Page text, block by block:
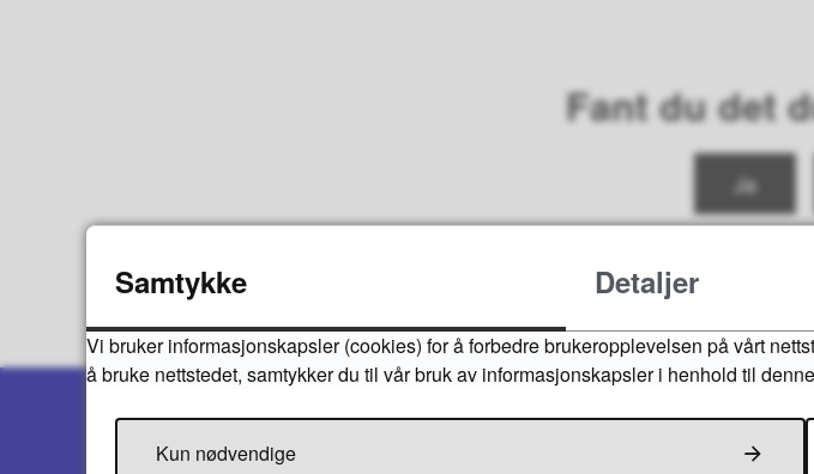
Fant du det
Ja
Samtykke Detaljer
Vi bruker informasjonskapsler (cookies) for å forbedre brukeropplevelsen på vårt
å bruke nettstedet, samtykker du til vår bruk av informasjonskapsler i henhold til
Kun nødvendige